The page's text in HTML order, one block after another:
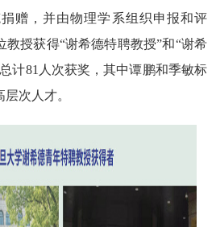
赠，并由物理学系组织申报和评
教授获得“谢希德特聘教授”和“谢希
计81 人次获奖，其中谭鹏和季敏标
次人才。